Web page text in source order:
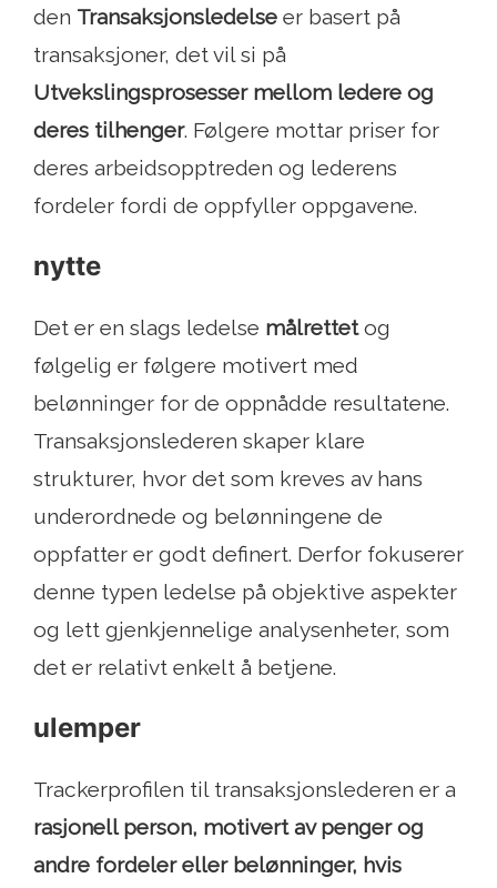
den Transaksjonsledelse er basert på
transaksjoner, det vil si på
Utvekslingsprosesser mellom ledere og
deres tilhenger. Følgere mottar priser for
deres arbeidsopptreden og lederens
fordeler fordi de oppfyller oppgavene.
nytte
Det er en slags ledelse målrettetog
følgelig er følgere motivert med
belønninger for de oppnådde resultatene.
Transaksjonslederen skaper klare
strukturer, hvor det som kreves av hans
underordnede og belønningene de
oppfatter er godt definert. Derfor fokuserer
denne typen ledelse på objektive aspekter
og lett gjenkjennelige analysenheter, som
det er relativt enkelt å betjene.
ulemper
Trackerprofilen til transaksjonslederen er a
rasjonell person, motivert av penger og
andre fordeler eller belønninger, hvis